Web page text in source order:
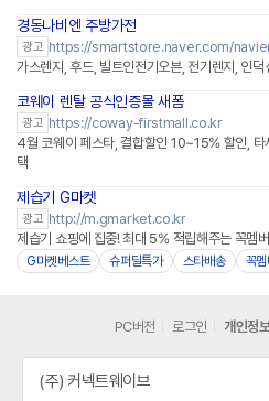
경동나비엔 주방가전
광고 https://smartstore.naver.com/
가스렌지, 후드, 빌트인전기오븐, 전기렌지, 인
코웨이 렌탈 공식인증몰 새폼
광고 https://coway-firstmall.co.kr
4월 코웨이 페스타, 결합할인 10~15% 할인, 타
택
제습기 G마켓
광고 http://m.gmarket.co.kr
제습기 쇼핑에 집중! 최대 5% 적립해주는 꼭멤
G마켓베스트 슈퍼딜특가 스타배송 꼭
PC버전 로그인 개인정
(주) 커넥트웨이브